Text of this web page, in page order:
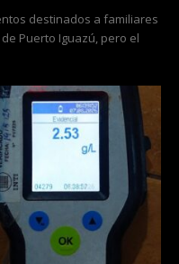
destinados a familiares
Puerto Iguazú, pero el